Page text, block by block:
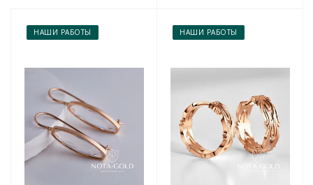
НАШИ РАБОТЫ НАШИ РАБОТЫ